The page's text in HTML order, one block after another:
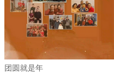
团圆就是年